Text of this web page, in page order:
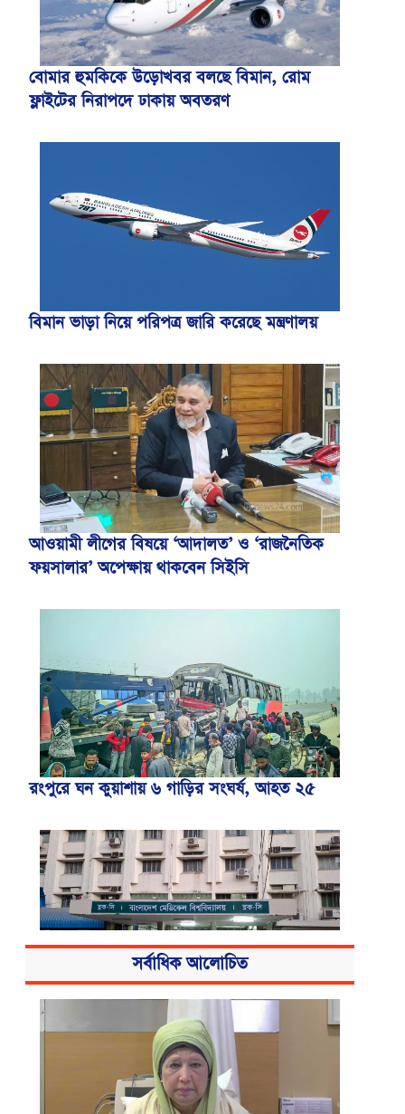
বোমার হুমকিকে উড়োখবর বলছে বিমান, রোম
ফ্লাইটের নিরাপদে ঢাকায় অবতরণ
বিমান ভাড়া নিয়ে পরিপত্র জারি করেছে মন্ত্রণালয়
আওয়ামী লীগের বিষয়ে ‘আদালত’ ও ‘রাজনৈতিক
ফয়সালার’ অপেক্ষায় থাকবেন সিইসি
রংপুরে ঘন কুয়াশায় ৬ গাড়ির সংঘর্ষ, আহত ২৫
বিএসএমএমইউয়ের নতুন নাম বাংলাদেশ
মেডিকেল বিশ্ববিদ্যালয়
সর্বাধিক আলোচিত